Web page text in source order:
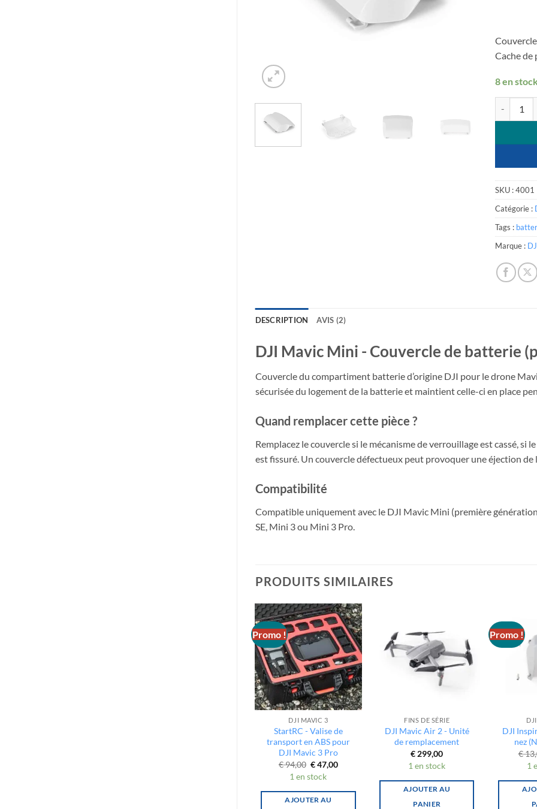
Cache
8 en stock
SKU :4001
Catégorie :
Tags :
Marque :
DESCRIPTION AVIS (2)
DJI Mavic Mini - Couvercle de batterie
Couvercle du compartiment batterie d’origine DJI pour le drone
sécurisée du logement de la batterie et maintient celle-ci en place
Quand remplacer cette pièce ?
Remplacez le couvercle si le mécanisme de verrouillage est cassé, si
est fissuré. Un couvercle défectueux peut provoquer une éjection de
Compatibilité
Compatible uniquement avec le DJI Mavic Mini (première
SE, Mini 3 ou Mini 3 Pro.
PRODUITS SIMILAIRES
Promo !
DJI MAVIC 3
StartRC - Valise de
transport en ABS pour
DJI Mavic 3 Pro
€94,00 Le
prix
initial
était :
€ 94,00.
€47,00Le
est :
1 en stock
AJOUTER AU
FINS DE SÉRIE
DJI Mavic Air 2 - Unité
de remplacement
€ 299,00
1 en stock
AJOUTER AU
PANIER
Promo !
DJI
nez
€
1